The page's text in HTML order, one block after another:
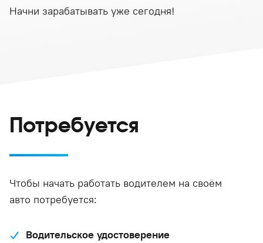
Начни зарабатывать уже сегодня!
Потребуется
Чтобы начать работать водителем на своём
авто потребуется:
Водительское удостоверение